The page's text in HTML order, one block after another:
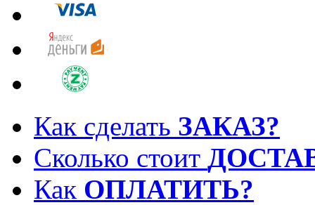
Как сделать ЗАКАЗ?
Сколько стоит
Как ОПЛАТИТЬ?